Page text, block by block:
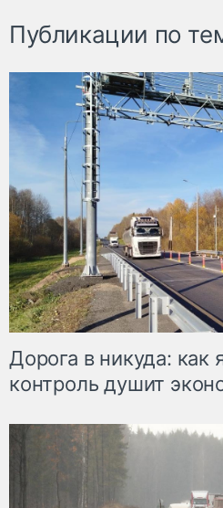
Публикации по
Дорога в никуда: как
контроль душит